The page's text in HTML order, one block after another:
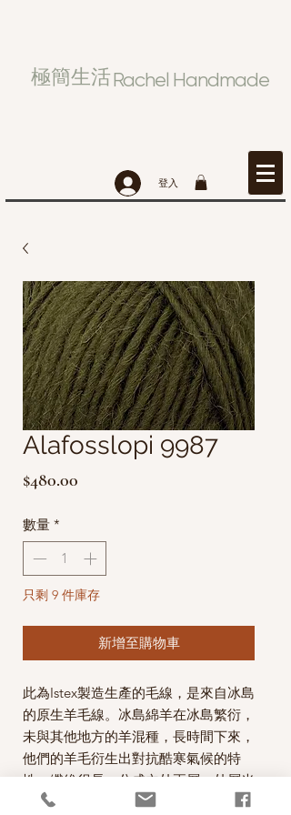
極簡生活Rachel Handmade
登入
Alafosslopi 9987
$480.00
數量 *
只剩 9 件庫存
新增至購物車
此為Istex製造生產的毛線，是來自冰島
的原生羊毛線。 冰島綿羊在冰島繁衍，
未與其他地方的羊混種，長時間下來，
他們的羊毛衍生出對抗酷寒氣候的特
性，纖維很長，分成內外兩層，外層光
滑防水，內層輕柔保暖，是世界上獨具